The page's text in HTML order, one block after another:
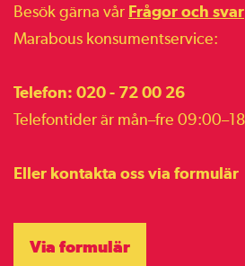
Besök gärna vår Frågor och svar
Marabous konsumentservice:
Telefon: 020 - 72 00 26
Telefontider är mån–fre
Eller kontakta oss via formulär
Via formulär